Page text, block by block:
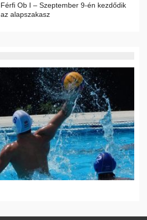
Férfi Ob I – Szeptember 9-én kezdődik
az alapszakasz